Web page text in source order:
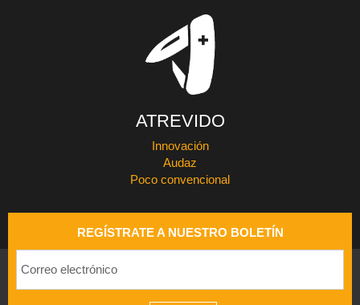
ATREVIDO
Innovación
Audaz
Poco convencional
REGÍSTRATE A NUESTRO BOLETÍN